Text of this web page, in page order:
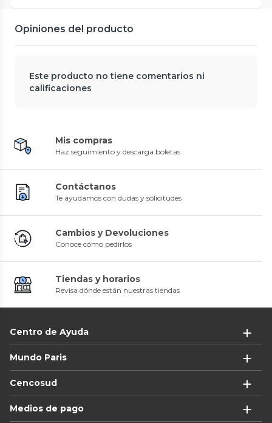
Opiniones del producto
Este producto no tiene comentarios ni
calificaciones
Mis compras
Haz seguimiento y descarga boletas
Contáctanos
Te ayudamos con dudas y solicitudes
Cambios y Devoluciones
Conoce cómo pedirlos
Tiendas y horarios
Revisa dónde están nuestras tiendas
Centro de Ayuda
Mundo Paris
Cencosud
Medios de pago